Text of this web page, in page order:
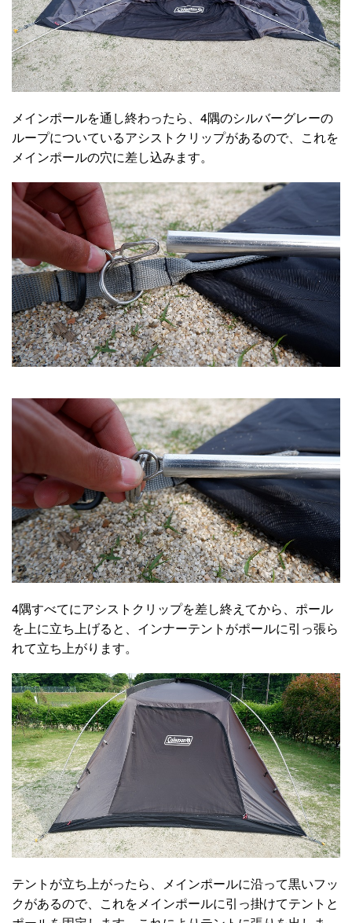
メインポールを通し終わったら、4隅のシルバーグレーの
ループについているアシストクリップがあるので、これを
メインポールの穴に差し込みます。
4隅すべてにアシストクリップを差し終えてから、ポール
を上に立ち上げると、インナーテントがポールに引っ張ら
れて立ち上がります。
テントが立ち上がったら、メインポールに沿って黒いフッ
クがあるので、これをメインポールに引っ掛けてテントと